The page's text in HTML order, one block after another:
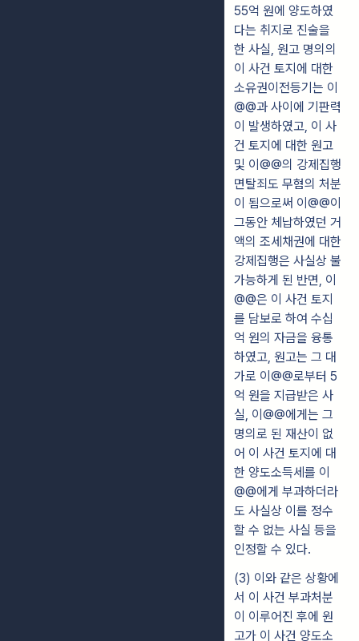
55억 원에 양도하였
다는 취지로 진술을
한 사실, 원고 명의의
이 사건 토지에 대한
소유권이전등기는 이
@@과 사이에 기판력
이 발생하였고, 이 사
건 토지에 대한 원고
및 이@@의 강제집행
면탈죄도 무혐의 처분
이 됨으로써 이@@이
그동안 체납하였던 거
액의 조세채권에 대한
강제집행은 사실상 불
가능하게 된 반면, 이
@@은 이 사건 토지
를 담보로 하여 수십
억 원의 자금을 융통
하였고, 원고는 그 대
가로 이@@로부터 5
억 원을 지급받은 사
실, 이@@에게는 그
명의로 된 재산이 없
어 이 사건 토지에 대
한 양도소득세를 이
@@에게 부과하더라
도 사실상 이를 정수
할 수 없는 사실 등을
인정할 수 있다.
(3) 이와 같은 상황에
서 이 사건 부과처분
이 이루어진 후에 원
고가 이 사건 양도소